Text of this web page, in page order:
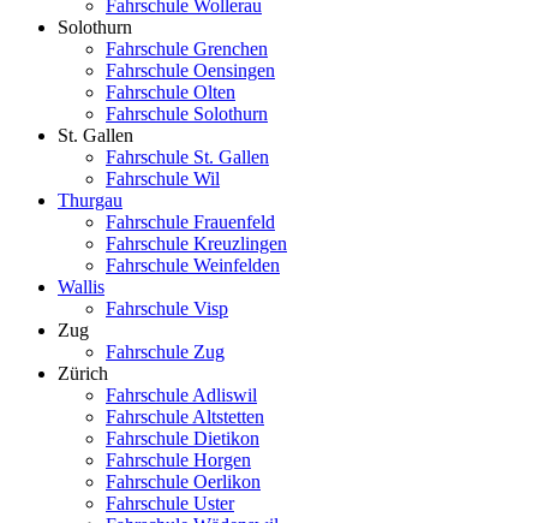
Fahrschule Wollerau
Solothurn
Fahrschule Grenchen
Fahrschule Oensingen
Fahrschule Olten
Fahrschule Solothurn
St. Gallen
Fahrschule St. Gallen
Fahrschule Wil
Thurgau
Fahrschule Frauenfeld
Fahrschule Kreuzlingen
Fahrschule Weinfelden
Wallis
Fahrschule Visp
Zug
Fahrschule Zug
Zürich
Fahrschule Adliswil
Fahrschule Altstetten
Fahrschule Dietikon
Fahrschule Horgen
Fahrschule Oerlikon
Fahrschule Uster